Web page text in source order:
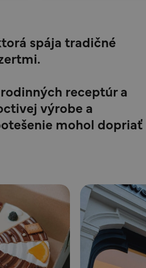
spája tradičné
receptúr a
výrobe a
mohol dopriať